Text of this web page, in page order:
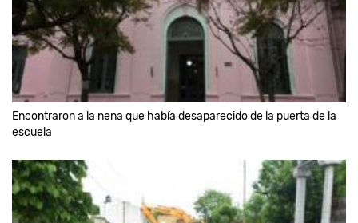
Encontraron a la nena que había desaparecido de la puerta de la
escuela